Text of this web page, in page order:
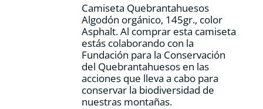
de
producto
Camiseta Quebrantahuesos
Algodón orgánico, 145gr., color
Asphalt. Al comprar esta camiseta
estás colaborando con la
Fundación para la Conservación
del Quebrantahuesos en las
acciones que lleva a cabo para
conservar la biodiversidad de
nuestras montañas.